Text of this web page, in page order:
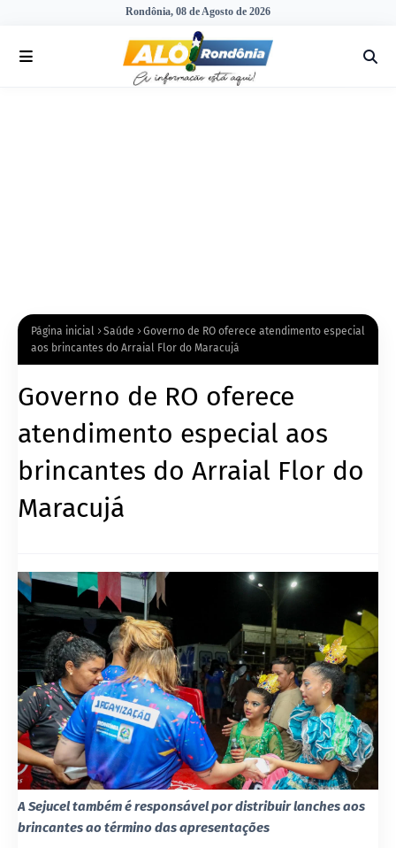
Rondônia, 08 de Agosto de 2026
Página inicial Saúde
Governo de RO oferece atendimento especial
aos brincantes do Arraial Flor do Maracujá
Governo de RO oferece
atendimento especial aos
brincantes do Arraial Flor do
Maracujá
A Sejucel também é responsável por distribuir lanches aos
brincantes ao término das apresentações